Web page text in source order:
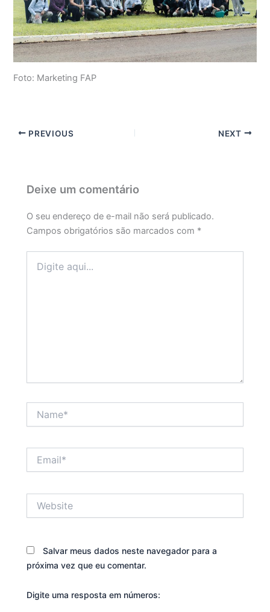
Foto: Marketing FAP
PREVIOUS NEXT
Deixe um comentário
O seu endereço de e-mail não será publicado.
Campos obrigatórios são marcados com *
aqui...
Salvar meus dados neste navegador para a
próxima vez que eu comentar.
Digite uma resposta em números: